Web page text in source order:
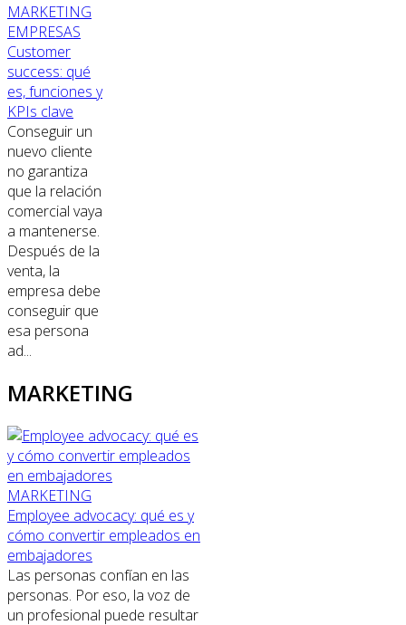
MARKETING
EMPRESAS
Customer
success: qué
es, funciones y
KPIs clave
Conseguir un
nuevo cliente
no garantiza
que la relación
comercial vaya
a mantenerse.
Después de la
venta, la
empresa debe
conseguir que
esa persona
ad...
MARKETING
MARKETING
Employee advocacy: qué es y
cómo convertir empleados en
embajadores
Las personas confían en las
personas. Por eso, la voz de
un profesional puede resultar